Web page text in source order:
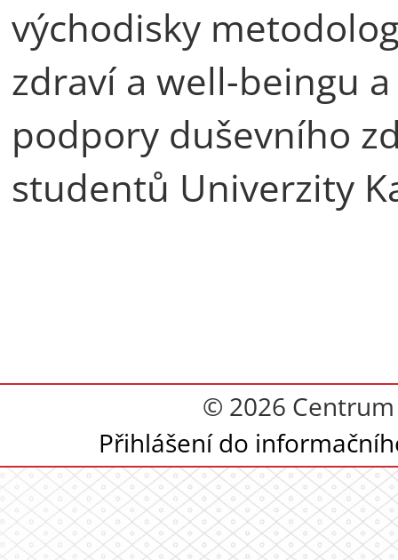
východisky
zdraví a well-beingu
podpory duševního
studentů Univerzity
© 2026
Přihlášení do